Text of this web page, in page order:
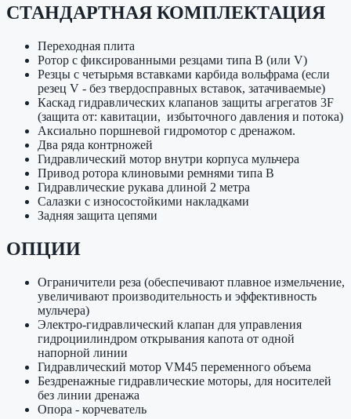
СТАНДАРТНАЯ КОМПЛЕКТАЦИЯ
Переходная плита
Ротор с фиксированными резцами типа B (или V)
Резцы с четырьмя вставками карбида вольфрама (если
резец V - без твердосправных вставок, затачиваемые)
Каскад гидравлических клапанов защиты агрегатов 3F
(защита от: кавитации, избыточного давления и потока)
Аксиально поршневой гидромотор с дренажом.
Два ряда контрножей
Гидравлический мотор внутри корпуса мульчера
Привод ротора клиновыми ремнями типа B
Гидравлические рукава длиной 2 метра
Салазки с износостойкими накладками
Задняя защита цепями
ОПЦИИ
Ограничители реза (обеспечивают плавное измельчение,
увеличивают производительность и эффективность
мульчера)
Электро-гидравлический клапан для управления
гидроциилиндром открывания капота от одной
напорной линии
Гидравлический мотор VM45 переменного объема
Бездренажные гидравлические моторы, для носителей
без линии дренажа
Опора - корчеватель